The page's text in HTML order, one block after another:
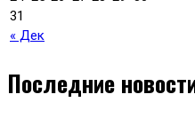
« Дек
31
Последние